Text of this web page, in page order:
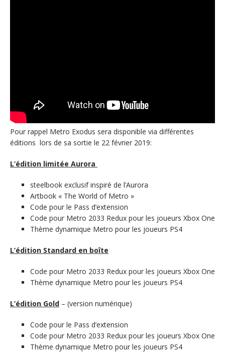
Pour rappel Metro Exodus sera disponible via différentes
éditions lors de sa sortie le 22 février 2019:
L’édition limitée Aurora
steelbook exclusif inspiré de l’Aurora
Artbook « The World of Metro »
Code pour le Pass d’extension
Code pour Metro 2033 Redux pour les joueurs Xbox One
Thème dynamique Metro pour les joueurs PS4
L’édition Standard en boîte
Code pour Metro 2033 Redux pour les joueurs Xbox One
Thème dynamique Metro pour les joueurs PS4
L’édition Gold – (version numérique)
Code pour le Pass d’extension
Code pour Metro 2033 Redux pour les joueurs Xbox One
Thème dynamique Metro pour les joueurs PS4